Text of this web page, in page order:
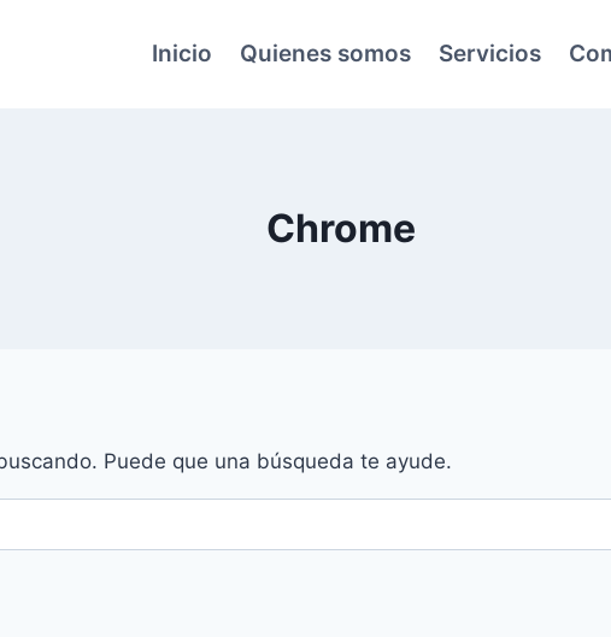
Inicio Quienes somos Servicios
Chrome
Puede que una búsqueda te ayude.